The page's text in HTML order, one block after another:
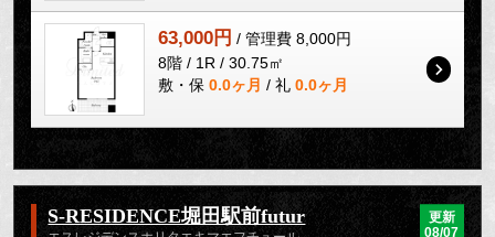
63,000円 / 管理費 8,000円
8階 / 1R / 30.75㎡
敷・保 0.0ヶ月 / 礼 0.0ヶ月
S-RESIDENCE堀田駅前futur
更新
08/07